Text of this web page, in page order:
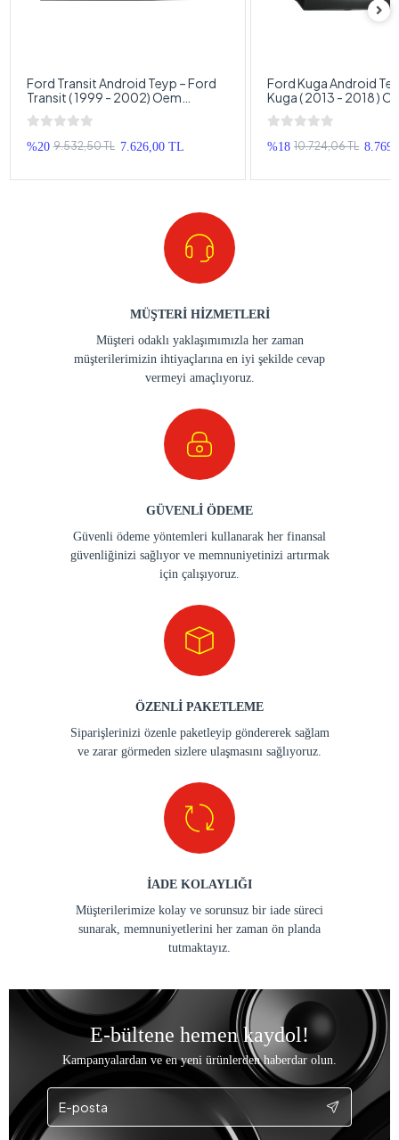
Ford Transit Android Teyp – Ford
Transit ( 1999 - 2002) Oem
Android Multimedya – Ford Transit
Android Double Teyp
%20 9.532,50 TL 7.626,00 TL
Ford Kuga Android
Kuga ( 2013 - 2018 ) Oem Android
Multimedya – Ford
Double Teyp
%18 10.724,06 TL
MÜŞTERİ HİZMETLERİ
Müşteri odaklı yaklaşımımızla her zaman
müşterilerimizin ihtiyaçlarına en iyi şekilde cevap
vermeyi amaçlıyoruz.
GÜVENLİ ÖDEME
Güvenli ödeme yöntemleri kullanarak her finansal
güvenliğinizi sağlıyor ve memnuniyetinizi artırmak
için çalışıyoruz.
ÖZENLİ PAKETLEME
Siparişlerinizi özenle paketleyip göndererek sağlam
ve zarar görmeden sizlere ulaşmasını sağlıyoruz.
İADE KOLAYLIĞI
Müşterilerimize kolay ve sorunsuz bir iade süreci
sunarak, memnuniyetlerini her zaman ön planda
tutmaktayız.
E-bültene hemen kaydol!
Kampanyalardan ve en yeni ürünlerden haberdar olun.